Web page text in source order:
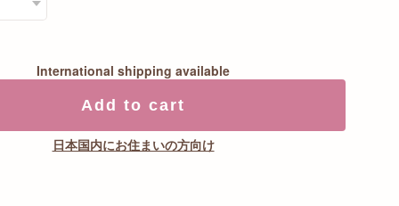
International shipping available
Add to cart
日本国内にお住まいの方向け